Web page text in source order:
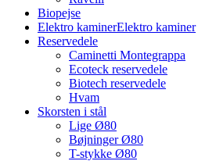
Biopejse
Elektro kaminerElektro kaminer
Reservedele
Caminetti Montegrappa
Ecoteck reservedele
Biotech reservedele
Hvam
Skorsten i stål
Lige Ø80
Bøjninger Ø80
T-stykke Ø80